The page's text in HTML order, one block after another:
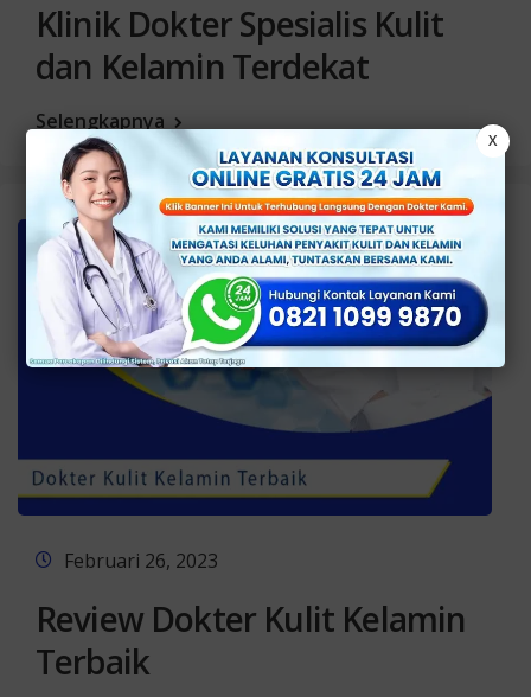
Klinik Dokter Spesialis Kulit
dan Kelamin Terdekat
Selengkapnya
Februari 26, 2023
Review Dokter Kulit Kelamin
Terbaik
X